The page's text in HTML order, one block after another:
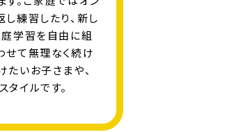
練習したり、新し
庭学習を自由に組
せて無理なく続け
いお子さまや、
イルです。